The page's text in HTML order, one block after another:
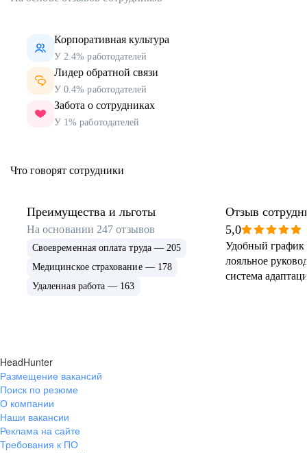
Корпоративная культура
У 2.4% работодателей
Лидер обратной связи
У 0.4% работодателей
Забота о сотрудниках
У 1% работодателей
Что говорят сотрудники
Преимущества и льготы
На основании 247 отзывов
Своевременная оплата труда — 205
Медицинское страхование — 178
Удаленная работа — 163
Отзыв
5,0
Удобный график
лояльное
система
HeadHunter
Размещение вакансий
Поиск по резюме
О компании
Наши вакансии
Реклама на сайте
Требования к ПО